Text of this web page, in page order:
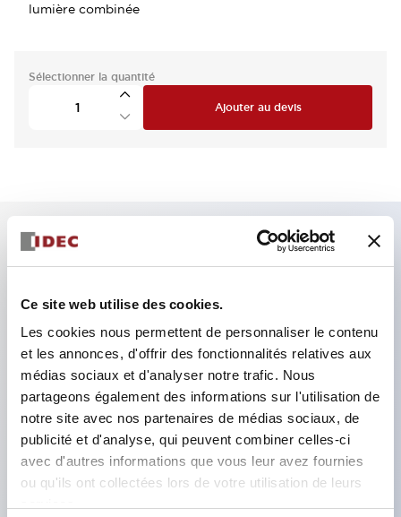
Ce site web utilise des cookies.
Les cookies nous permettent de personnaliser le contenu
et les annonces, d'offrir des fonctionnalités relatives aux
médias sociaux et d'analyser notre trafic. Nous
partageons également des informations sur l'utilisation de
notre site avec nos partenaires de médias sociaux, de
publicité et d'analyse, qui peuvent combiner celles-ci
avec d'autres informations que vous leur avez fournies
ou qu'ils ont collectées lors de votre utilisation de leurs
lumière combinée
Sélectionner la quantité
Ajouter au devis
Caractéristiques clés
Combinez plusieurs voyants et boutons-poussoirs
dans une seule découpe de panneau
Éclairage LED ou à incandescence
6V
12V
ou 24V AC/DC 120V ou 240V AC
Jusqu'à 200 fenêtres (10 rangées par 20